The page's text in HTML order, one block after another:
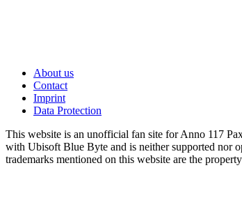
About us
Contact
Imprint
Data Protection
This website is an unofficial fan site for Anno 117
with Ubisoft Blue Byte and is neither supported nor
trademarks mentioned on this website are the